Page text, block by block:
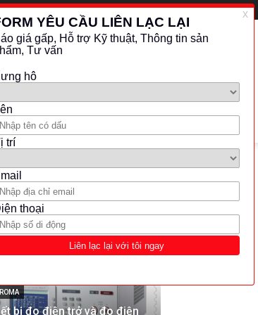
bị đo điện trở và đo điện